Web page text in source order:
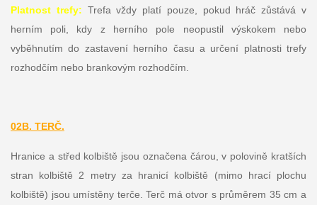
Platnost trefy: Trefa vždy platí pouze, pokud hráč zůstává v
herním poli, kdy z herního pole neopustil výskokem nebo
vyběhnutím do zastavení herního času a určení platnosti trefy
rozhodčím nebo brankovým rozhodčím.
02B. TERČ.
Hranice a střed kolbiště jsou označena čárou, v polovině kratších
stran kolbiště 2 metry za hranicí kolbiště (mimo hrací plochu
kolbiště) jsou umístěny terče. Terč má otvor s průměrem 35 cm a